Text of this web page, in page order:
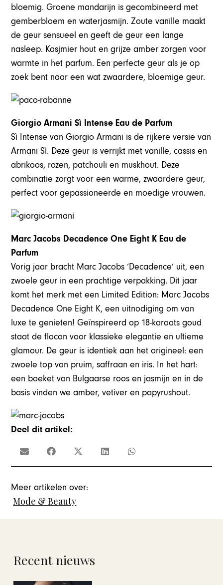
bloemig. Groene mandarijn is gecombineerd met
gemberbloem en waterjasmijn. Zoute vanille maakt
de geur sensueel en geeft de geur een lange
nasleep. Kasjmier hout en grijze amber zorgen voor
warmte in het parfum. Een perfecte geur als je op
zoek bent naar een wat zwaardere, bloemige geur.
Giorgio Armani Sì Intense Eau de Parfum
Sì Intense van Giorgio Armani is de rijkere versie van
Armani Sì. Deze geur is verrijkt met vanille, cassis en
abrikoos, rozen, patchouli en muskhout. Deze
combinatie zorgt voor een warme, zwaardere geur,
perfect voor gepassioneerde en moedige vrouwen.
Marc Jacobs Decadence One Eight K Eau de
Parfum
Vorig jaar bracht Marc Jacobs ‘Decadence’ uit, een
zwoele geur in een prachtige verpakking. Dit jaar
komt het merk met een Limited Edition: Marc Jacobs
Decadence One Eight K, een uitnodiging om van
luxe te genieten! Geïnspireerd op 18-karaats goud
staat de flacon voor klassieke elegantie en ultieme
glamour. De geur is identiek aan het origineel: een
zwoele top van pruim, saffraan en iris. In het hart:
een boeket van Bulgaarse roos en jasmijn en in de
basis vinden we amber, vetiver en papyrushout.
Deel dit artikel:
Meer artikelen over:
Mode & Beauty
Recent nieuws